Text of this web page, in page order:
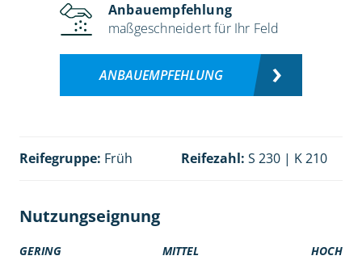
Anbauempfehlung
maßgeschneidert für Ihr Feld
ANBAUEMPFEHLUNG
Reifegruppe: Früh Reifezahl: S 230 | K 210
Nutzungseignung
GERING MITTEL HOCH